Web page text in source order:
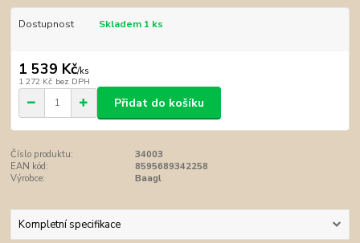
Dostupnost Skladem 1 ks
1 539 Kč/ks
1 272 Kč bez DPH
Přidat do košíku
Číslo produktu:
34003
EAN kód:
8595689342258
Výrobce:
Baagl
Kompletní specifikace